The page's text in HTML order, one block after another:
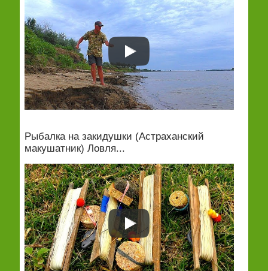
Рыбалка на закидушки (Астраханский
макушатник) Ловля...